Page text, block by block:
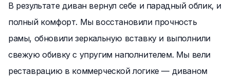
В результате диван вернул себе и парадный облик, и
полный комфорт. Мы восстановили прочность
рамы, обновили зеркальную вставку и выполнили
свежую обивку с упругим наполнителем. Мы вели
реставрацию в коммерческой логике — диваном